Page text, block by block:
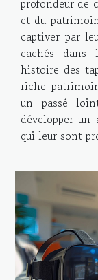
profondeur de
et du
captiver par
cachés dans
histoire des
riche
un passé
développer
qui leur sont